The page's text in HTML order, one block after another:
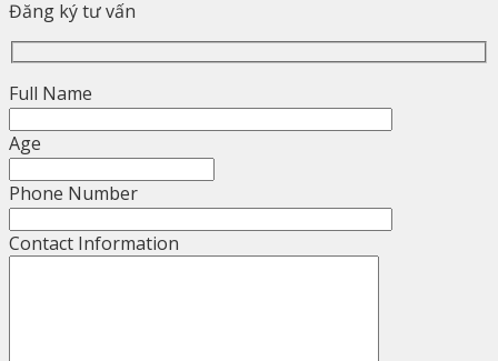
Đăng ký tư vấn
Full Name
Age
Phone Number
Contact Information